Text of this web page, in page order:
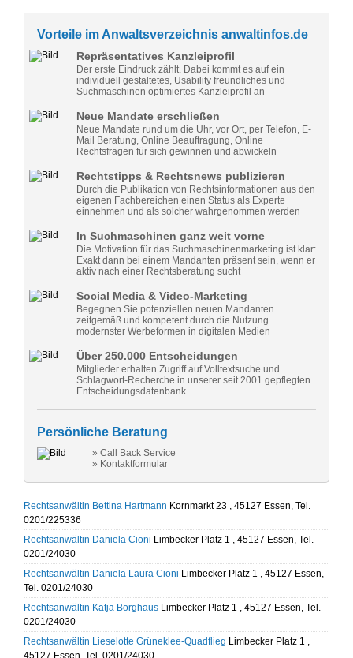
Vorteile im Anwaltsverzeichnis anwaltinfos.de
Repräsentatives Kanzleiprofil
Der erste Eindruck zählt. Dabei kommt es auf ein
individuell gestaltetes, Usability freundliches und
Suchmaschinen optimiertes Kanzleiprofil an
Neue Mandate erschließen
Neue Mandate rund um die Uhr, vor Ort, per Telefon, E-
Mail Beratung, Online Beauftragung, Online
Rechtsfragen für sich gewinnen und abwickeln
Rechtstipps & Rechtsnews publizieren
Durch die Publikation von Rechtsinformationen aus den
eigenen Fachbereichen einen Status als Experte
einnehmen und als solcher wahrgenommen werden
In Suchmaschinen ganz weit vorne
Die Motivation für das Suchmaschinenmarketing ist klar:
Exakt dann bei einem Mandanten präsent sein, wenn er
aktiv nach einer Rechtsberatung sucht
Social Media & Video-Marketing
Begegnen Sie potenziellen neuen Mandanten
zeitgemäß und kompetent durch die Nutzung
modernster Werbeformen in digitalen Medien
Über 250.000 Entscheidungen
Mitglieder erhalten Zugriff auf Volltextsuche und
Schlagwort-Recherche in unserer seit 2001 gepflegten
Entscheidungsdatenbank
Persönliche Beratung
» Call Back Service
» Kontaktformular
Rechtsanwältin Bettina Hartmann Kornmarkt 23 , 45127 Essen, Tel.
0201/225336
Rechtsanwältin Daniela Cioni Limbecker Platz 1 , 45127 Essen, Tel.
0201/24030
Rechtsanwältin Daniela Laura Cioni Limbecker Platz 1 , 45127 Essen,
Tel. 0201/24030
Rechtsanwältin Katja Borghaus Limbecker Platz 1 , 45127 Essen, Tel.
0201/24030
Rechtsanwältin Lieselotte Grüneklee-Quadflieg Limbecker Platz 1 ,
45127 Essen, Tel. 0201/24030